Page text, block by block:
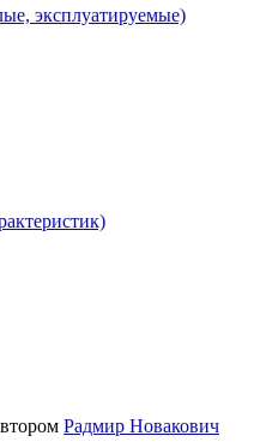
эксплуатируемые)
Радмир Новакович